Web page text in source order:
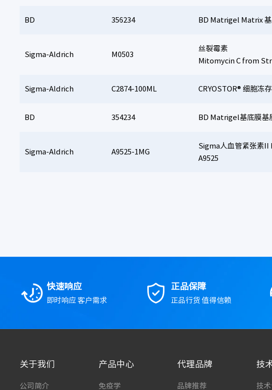
BD 356234 BD Matrigel Matrix
Sigma-Aldrich M0503
丝裂霉素
Mitomycin C from
Sigma-Aldrich C2874-100ML CRYOSTOR® 细胞冻
BD 354234 BD Matrigel基底膜基
Sigma-Aldrich A9525-1MG
Sigma人血管紧张素
A9525
快速响应
即时响应 客户需求
正品保障
正品行货 值得信赖
关于我们
公司简介
产品中心
免疫学
代理品牌
品牌推荐
技
技